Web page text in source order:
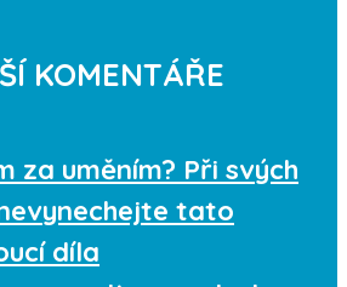
KOMENTÁŘE
za uměním? Při svých
tato
díla